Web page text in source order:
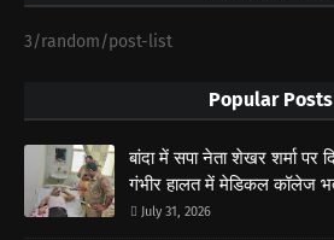
3/random/post-list
Popular Posts
बांदा में सपा नेता शेखर शर्मा पर
गंभीर हालत में मेडिकल कॉलेज
July 31, 2026